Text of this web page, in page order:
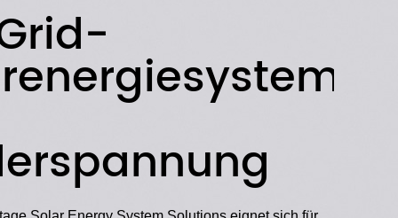
HVAS1-Serie
Fließband